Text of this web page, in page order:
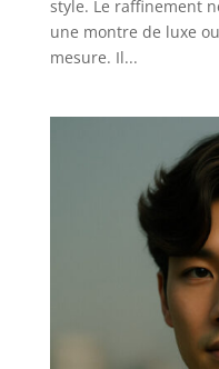
style. Le raffinement
une montre de luxe
mesure. Il...